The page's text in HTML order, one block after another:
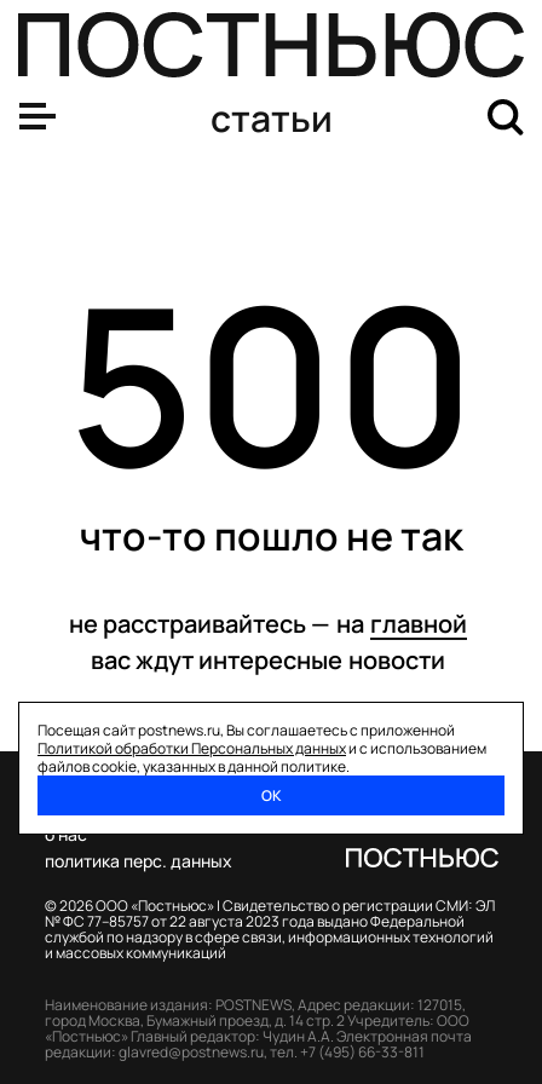
статьи
500
что-то пошло не так
не расстраивайтесь — на главной
вас ждут интересные новости
Посещая сайт postnews.ru, Вы соглашаетесь с приложенной
Политикой обработки Персональных данныхи с использованием
файлов cookie, указанных в данной политике.
ОК
© 2026 ООО «Постньюс» |Свидетельство о регистрации СМИ: ЭЛ
№ ФС 77–85757 от 22 августа 2023 года выдано Федеральной
службой по надзору в сфере связи, информационных технологий
и массовых коммуникаций
о нас
политика перс. данных
Наименование издания: POSTNEWS,Адрес редакции: 127015,
город Москва, Бумажный проезд, д. 14 стр. 2Учредитель: ООО
«Постньюс» Главный редактор: Чудин А.А.Электронная почта
редакции:glavred@postnews.ru,тел. +7 (495) 66-33-811